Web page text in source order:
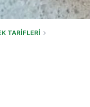
TARİFLERİ